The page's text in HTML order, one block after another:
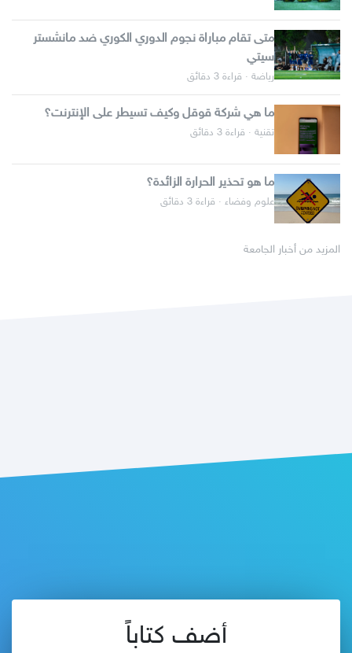
متى تقام مباراة نجوم الدوري الكوري ضد مانشستر
سيتي
رياضة · قراءة 3 دقائق
ما هي شركة قوقل وكيف تسيطر على الإنترنت؟
تقنية · قراءة 3 دقائق
ما هو تحذير الحرارة الزائدة؟
علوم وفضاء · قراءة 3 دقائق
المزيد من أخبار الجامعة
أضف كتاباً